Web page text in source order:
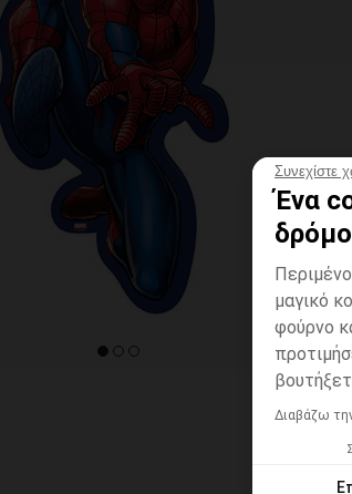
Συνεχίστε
Ένα
μαγικό
φούρνο
Διαβάζω